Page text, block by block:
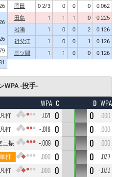
岡田
0 2/3 0 0 0
0.062
田島
1 1 1 0 -0.225
岩瀬
1 0 0 2
0.126
祖父江
1 0 0 1
0.126
三ツ間
1 1 0 0 0.126
WPA -投手-
WPA C D WPA
凡打 -.021 0 0
.000
凡打 -.016 0 0
.000
三振 -.009 0 0
.000
単打 .000 0 0
.037
凡打 .000 0 0 -.033